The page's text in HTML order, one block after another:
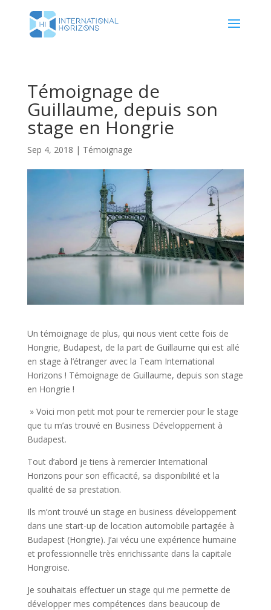
Témoignage de
Guillaume, depuis son
stage en Hongrie
Sep 4, 2018 | Témoignage
Un témoignage de plus, qui nous vient cette fois de
Hongrie, Budapest, de la part de Guillaume qui est allé
en stage à l’étranger avec la Team International
Horizons ! Témoignage de Guillaume, depuis son stage
en Hongrie !
» Voici mon petit mot pour te remercier pour le stage
que tu m’as trouvé en Business Développement à
Budapest.
Tout d’abord je tiens à remercier International
Horizons pour son efficacité, sa disponibilité et la
qualité de sa prestation.
Ils m’ont trouvé un stage en business développement
dans une start-up de location automobile partagée à
Budapest (Hongrie). J’ai vécu une expérience humaine
et professionnelle très enrichissante dans la capitale
Hongroise.
Je souhaitais effectuer un stage qui me permette de
développer mes compétences dans beaucoup de